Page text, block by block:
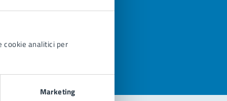
cookie analitici per
Marketing